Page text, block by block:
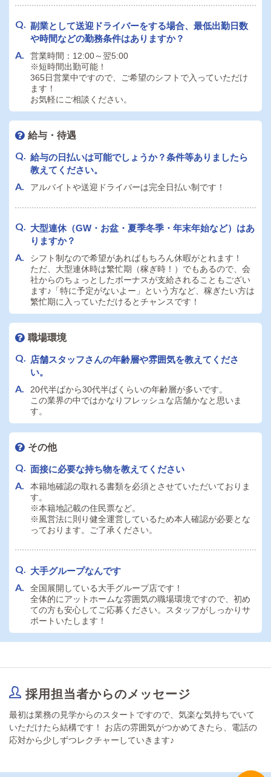
副業として送迎ドライバーをする場合、最低出勤日数
や時間などの勤務条件はありますか？
営業時間：12:00～翌5:00
※短時間出勤可能！
365日営業中ですので、ご希望のシフトで入っていただけ
ます！
お気軽にご相談ください。
給与・待遇
給与の日払いは可能でしょうか？条件等ありましたら
教えてください。
アルバイトや送迎ドライバーは完全日払い制です！
大型連休（GW・お盆・夏季冬季・年末年始など）はあ
りますか？
シフト制なので希望があればもちろん休暇がとれます！
ただ、大型連休時は繁忙期（稼ぎ時！）でもあるので、会
社からのちょっとしたボーナスが支給されることもござい
ます♪「特に予定がないよー」という方など、稼ぎたい方は
繁忙期に入っていただけるとチャンスです！
職場環境
店舗スタッフさんの年齢層や雰囲気を教えてくださ
い。
20代半ばから30代半ばくらいの年齢層が多いです。
この業界の中ではかなりフレッシュな店舗かなと思いま
す。
その他
面接に必要な持ち物を教えてください
本籍地確認の取れる書類を必須とさせていただいておりま
す。
※本籍地記載の住民票など。
※風営法に則り健全運営しているため本人確認が必要とな
っております。ご了承ください。
大手グループなんです
全国展開している大手グループ店です！
全体的にアットホームな雰囲気の職場環境ですので、初め
ての方も安心してご応募ください。スタッフがしっかりサ
ポートいたします！
採用担当者からのメッセージ
最初は業務の見学からのスタートですので、気楽な気持ちでいて
いただけたら結構です！ お店の雰囲気がつかめてきたら、電話の
応対から少しずつレクチャーしていきます♪